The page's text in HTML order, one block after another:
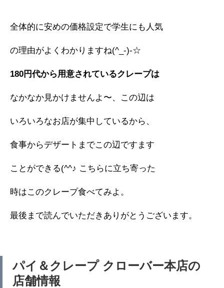
全体的に安めの価格設定で学生にも人気
の理由がよくわかりますね(^_-)-☆
180円代から用意されているクレープは
なかなか見かけませんよ〜、この辺は
いろいろなお店が集中しているから、
食事からデザートまでこの辺ですます
ことができる(^^♪ こちらに立ち寄った
時はこのクレープ食べてみよ。
最後まで読んでいただきありがとうございます。
パイ＆クレープ クローバー本店の
店舗情報